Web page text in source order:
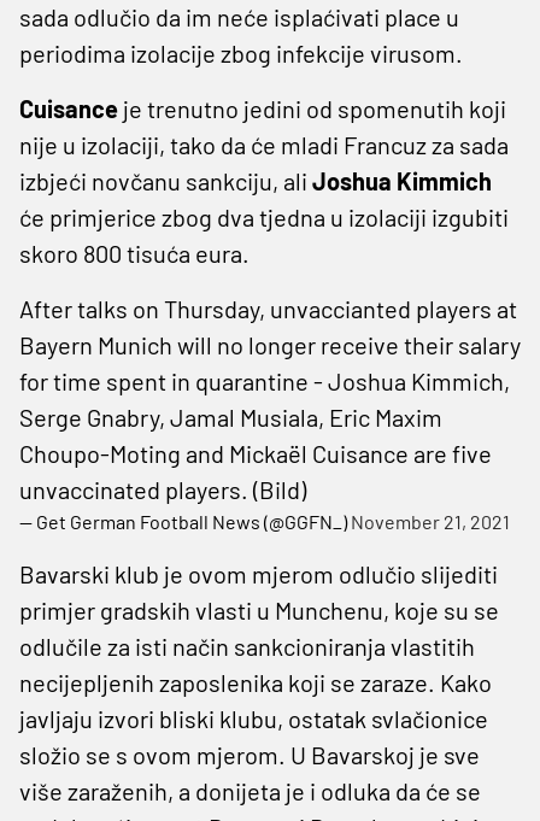
sada odlučio da im neće isplaćivati place u
periodima izolacije zbog infekcije virusom.
Cuisance je trenutno jedini od spomenutih koji
nije u izolaciji, tako da će mladi Francuz za sada
izbjeći novčanu sankciju, ali Joshua Kimmich
će primjerice zbog dva tjedna u izolaciji izgubiti
skoro 800 tisuća eura.
After talks on Thursday, unvaccianted players at
Bayern Munich will no longer receive their salary
for time spent in quarantine - Joshua Kimmich,
Serge Gnabry, Jamal Musiala, Eric Maxim
Choupo-Moting and Mickaël Cuisance are five
unvaccinated players. (Bild)
— Get German Football News (@GGFN_)November 21, 2021
Bavarski klub je ovom mjerom odlučio slijediti
primjer gradskih vlasti u Munchenu, koje su se
odlučile za isti način sankcioniranja vlastitih
necijepljenih zaposlenika koji se zaraze. Kako
javljaju izvori bliski klubu, ostatak svlačionice
složio se s ovom mjerom. U Bavarskoj je sve
više zaraženih, a donijeta je i odluka da će se